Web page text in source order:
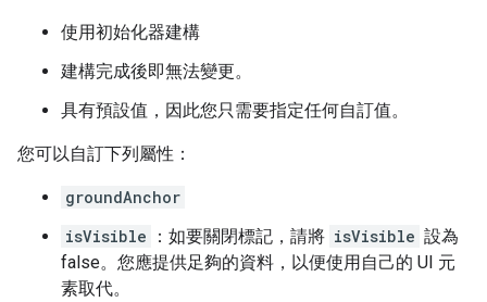
使用初始化器建構
建構完成後即無法變更。
具有預設值，因此您只需要指定任何自訂值。
您可以自訂下列屬性：
groundAnchor
isVisible
：如要關閉標記，請將 isVisible 設為
false。您應提供足夠的資料，以便使用自己的 UI 元
素取代。